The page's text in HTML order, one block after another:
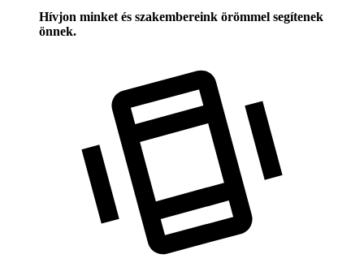
Hívjon minket és szakembereink örömmel segítenek
önnek.